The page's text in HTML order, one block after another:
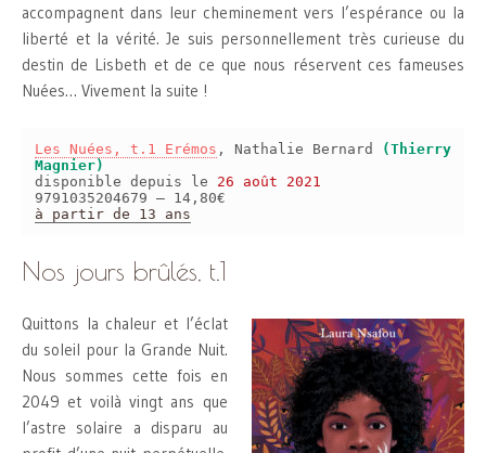
accompagnent dans leur cheminement vers l’espérance ou la
liberté et la vérité. Je suis personnellement très curieuse du
destin de Lisbeth et de ce que nous réservent ces fameuses
Nuées… Vivement la suite !
Les Nuées, t.1 Erémos , Nathalie Bernard
(Thierry
Magnier)
disponible depuis le 26 août 2021
9791035204679 – 14,80€
à partir de 13 ans
Nos jours brûlés, t.1
Quittons la chaleur et l’éclat
du soleil pour la Grande Nuit.
Nous sommes cette fois en
2049 et voilà vingt ans que
l’astre solaire a disparu au